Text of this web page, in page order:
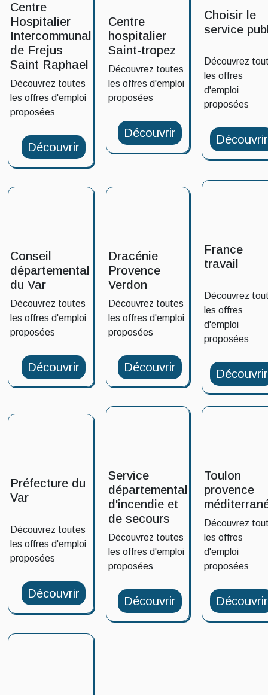
Centre
Hospitalier
Intercommunal
de Frejus
Saint Raphael
Découvrez toutes
les offres d'emploi
proposées
Découvrir
Centre
hospitalier
Saint-tropez
Découvrez toutes
les offres d'emploi
proposées
Découvrir
Choisir le
service
Découvrez
les offres
d'emploi
proposées
Découvrir
Conseil
départemental
du Var
Découvrez toutes
les offres d'emploi
proposées
Découvrir
Dracénie
Provence
Verdon
Découvrez toutes
les offres d'emploi
proposées
Découvrir
France
travail
Découvrez
les offres
d'emploi
proposées
Découvrir
Préfecture du
Var
Découvrez toutes
les offres d'emploi
proposées
Découvrir
Service
départemental
d'incendie et
de secours
Découvrez toutes
les offres d'emploi
proposées
Découvrir
Toulon
provence
Découvrez
les offres
d'emploi
proposées
Découvrir